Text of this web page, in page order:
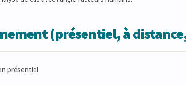
(présentiel, à
présentiel